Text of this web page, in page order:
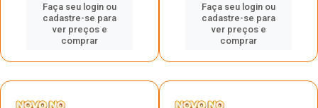
Faça seu login ou
cadastre-se para
ver preços e
comprar
Faça seu login ou
cadastre-se para
ver preços e
comprar